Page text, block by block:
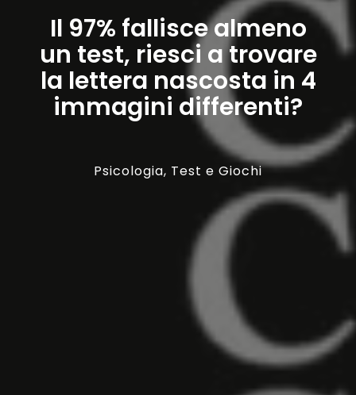
Il 97% fallisce almeno
un test, riesci a trovare
la lettera nascosta in 4
immagini differenti?
Psicologia, Test e Giochi